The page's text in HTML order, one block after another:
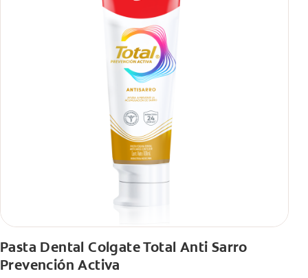
Pasta Dental Colgate Total Anti Sarro
Prevención Activa